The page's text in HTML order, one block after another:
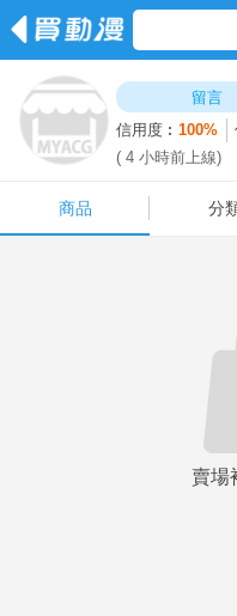
留言
信用度︰100%
( 4 小時前上線)
商品 分
賣場
商品 分